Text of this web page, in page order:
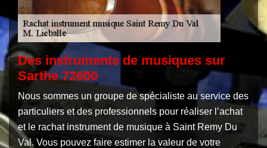
Des instruments de musiques sur
Sarthe 72600
Nous sommes un groupe de spécialiste au service des
particuliers et des professionnels pour réaliser l’achat
et le rachat instrument de musique à Saint Remy Du
Val. Vous pouvez faire estimer la valeur de votre